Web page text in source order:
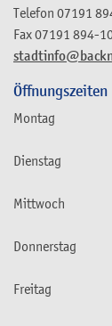
Telefon 07191
Fax07191 894-
Öffnungszeiten
Montag
Dienstag
Mittwoch
Donnerstag
Freitag